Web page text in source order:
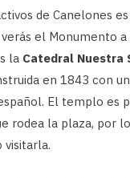
de Canelones
el Monumento
la Catedral Nuestra
en 1843 con
El templo es
rodea la plaza, por
visitarla.